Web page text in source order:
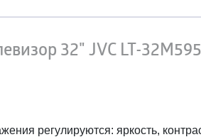
32" JVC LT-32M595
регулируются: яркость,